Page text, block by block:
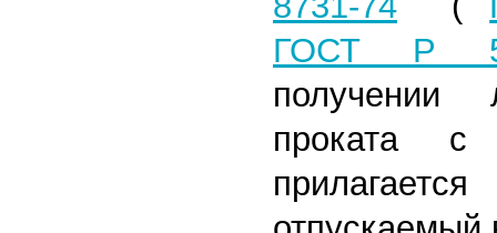
ГОСТ Р
получении
проката с